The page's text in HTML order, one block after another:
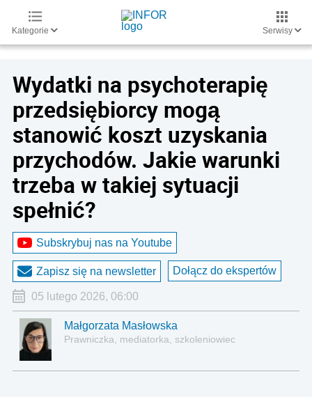
Kategorie Serwisy
Wydatki na psychoterapię
przedsiębiorcy mogą
stanowić koszt uzyskania
przychodów. Jakie warunki
trzeba w takiej sytuacji
spełnić?
Subskrybuj nas na Youtube
Zapisz się na newsletter Dołącz do ekspertów
05 lutego 2026, 06:00
Małgorzata Masłowska
Prawniczka, mediatorka, szkoleniowiec